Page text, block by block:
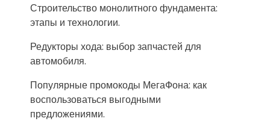
Строительство монолитного фундамента:
этапы и технологии.
Редукторы хода: выбор запчастей для
автомобиля.
Популярные промокоды МегаФона: как
воспользоваться выгодными
предложениями.